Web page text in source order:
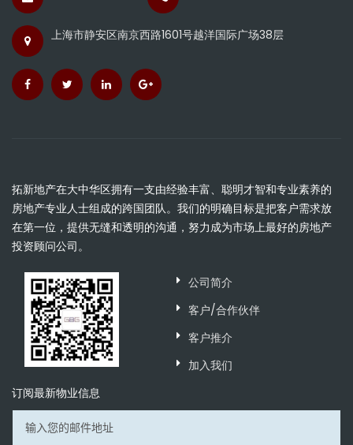
上海市静安区南京西路1601号越洋国际广场38层
拓新地产在大中华区拥有一支由经验丰富、聪明才智和专业素养的
房地产专业人士组成的跨国团队。我们的明确目标是把客户需求放
在第一位，提供无缝和透明的沟通，努力成为市场上最好的房地产
投资顾问公司。
公司简介
客户/合作伙伴
客户推介
加入我们
订阅最新物业信息